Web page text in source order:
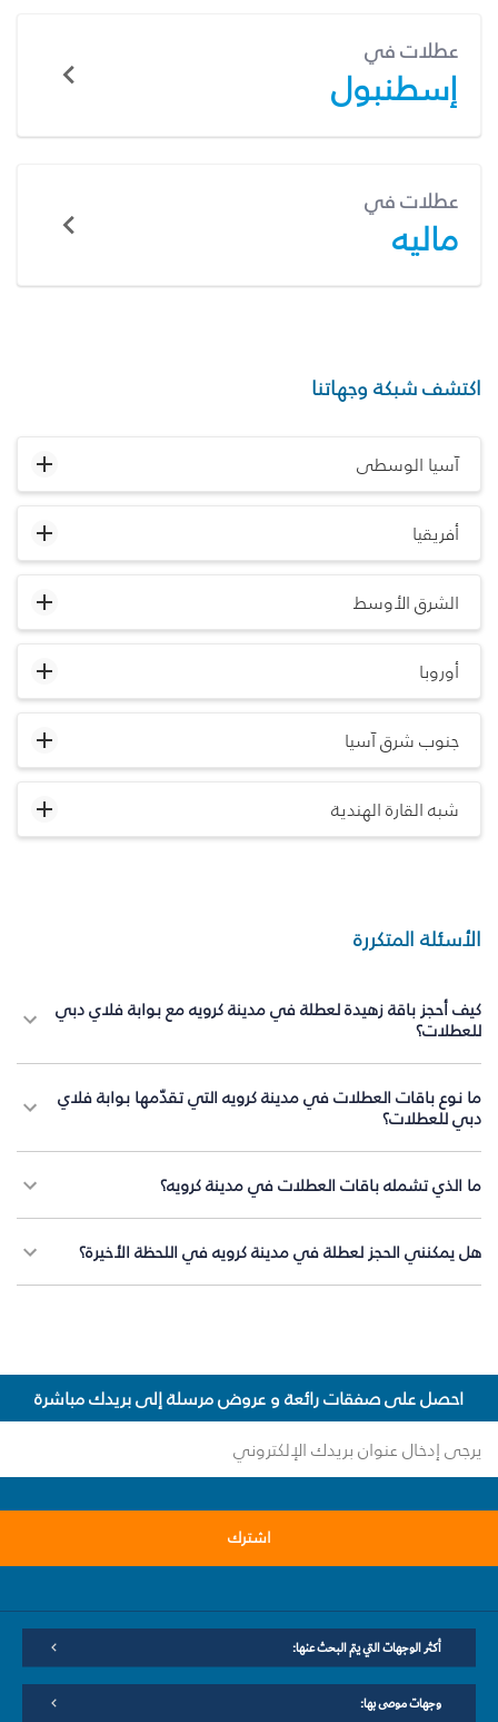
عطلات في
إسطنبول
عطلات في
ماليه
اكتشف شبكة وجهاتنا
آسيا الوسطى
أفريقيا
الشرق الأوسط
أوروبا
جنوب شرق آسيا
شبه القارة الهندية
الأسئلة المتكررة
كيف أحجز باقة زهيدة لعطلة في مدينة كرويه مع بوابة فلاي دبي
للعطلات؟
ما نوع باقات العطلات في مدينة كرويه التي تقدّمها بوابة فلاي
دبي للعطلات؟
ما الذي تشمله باقات العطلات في مدينة كرويه؟
هل يمكنني الحجز لعطلة في مدينة كرويه في اللحظة الأخيرة؟
احصل على صفقات رائعة و عروض مرسلة إلى بريدك مباشرة
اشترك
أكثر الوجهات التي يتم البحث عنها:
وجهات موصى بها: